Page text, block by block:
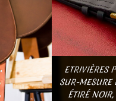
ETRIVIÈRES
SUR-MESURE
ÉTIRÉ